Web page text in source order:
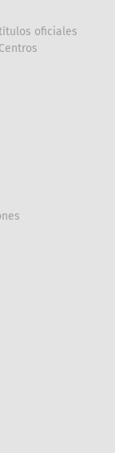
oficiales